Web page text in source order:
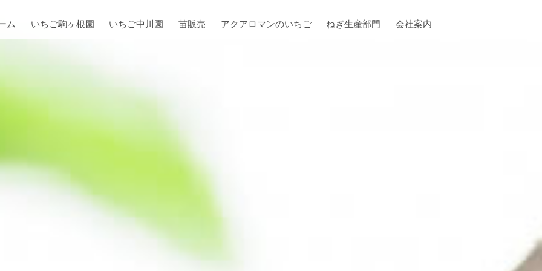
ム いちご駒ヶ根園 いちご中川園 苗販売 アクアロマンのいちご ねぎ生産部門 会社案内